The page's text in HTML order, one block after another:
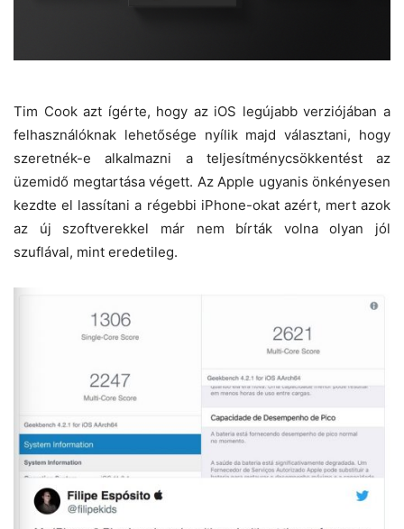
Tim Cook azt ígérte, hogy az iOS legújabb verziójában a
felhasználóknak lehetősége nyílik majd választani, hogy
szeretnék-e alkalmazni a teljesítménycsökkentést az
üzemidő megtartása végett. Az Apple ugyanis önkényesen
kezdte el lassítani a régebbi iPhone-okat azért, mert azok
az új szoftverekkel már nem bírták volna olyan jól
szuflával, mint eredetileg.